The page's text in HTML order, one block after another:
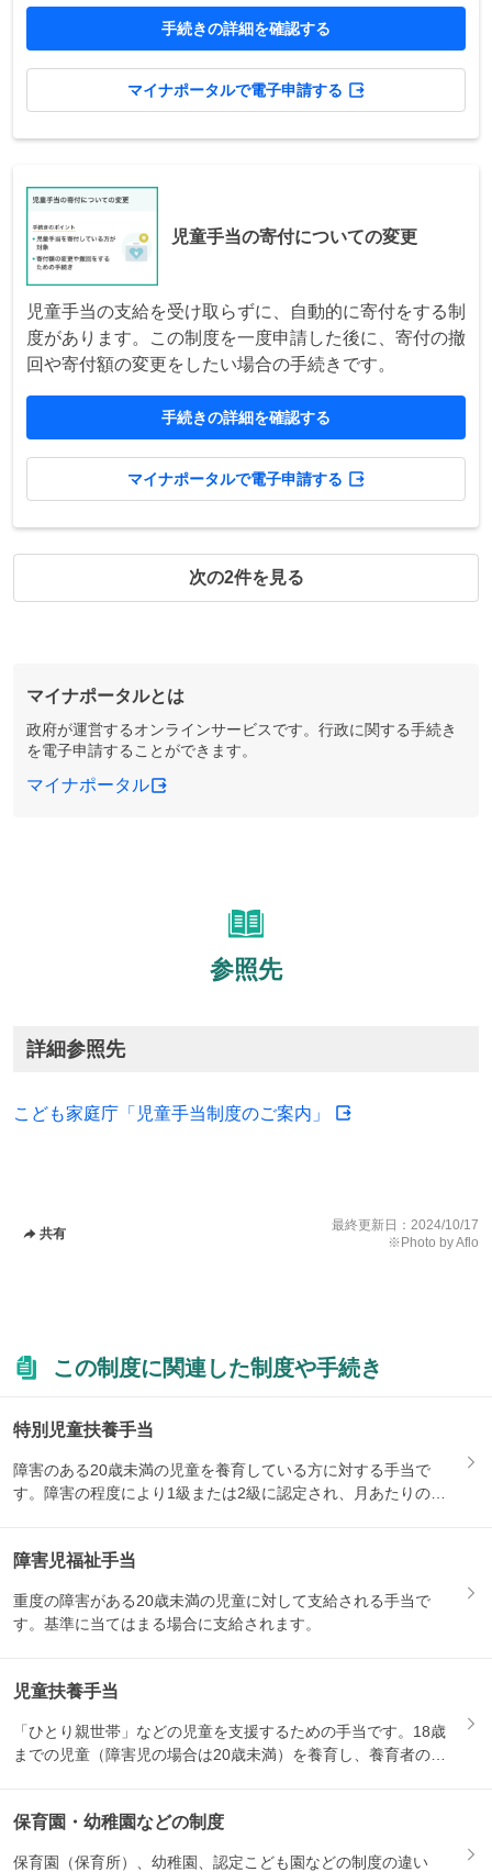
手続きの詳細を確認する
マイナポータルで電子申請する
児童手当の寄付についての変更
児童手当の支給を受け取らずに、自動的に寄付をする制
度があります。この制度を一度申請した後に、寄付の撤
回や寄付額の変更をしたい場合の手続きです。
手続きの詳細を確認する
マイナポータルで電子申請する
次の2件を見る
マイナポータルとは
政府が運営するオンラインサービスです。行政に関する手続き
を電子申請することができます。
マイナポータル
参照先
詳細参照先
こども家庭庁「児童手当制度のご案内」
共有
最終更新日： 2024/10/17
※Photo by Aflo
この制度に関連した制度や手続き
特別児童扶養手当
障害のある20歳未満の児童を養育している方に対する手当で
す。障害の程度により1級または2級に認定され、月あたりの支
障害児福祉手当
重度の障害がある20歳未満の児童に対して支給される手当で
す。基準に当てはまる場合に支給されます。
児童扶養手当
「ひとり親世帯」などの児童を支援するための手当です。18歳
までの児童（障害児の場合は20歳未満）を養育し、養育者の所
保育園・幼稚園などの制度
保育園（保育所）、幼稚園、認定こども園などの制度の違い